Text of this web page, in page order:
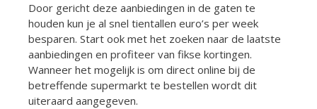
Door gericht deze aanbiedingen in de gaten te
houden kun je al snel tientallen euro’s per week
besparen. Start ook met het zoeken naar de laatste
aanbiedingen en profiteer van fikse kortingen.
Wanneer het mogelijk is om direct online bij de
betreffende supermarkt te bestellen wordt dit
uiteraard aangegeven.